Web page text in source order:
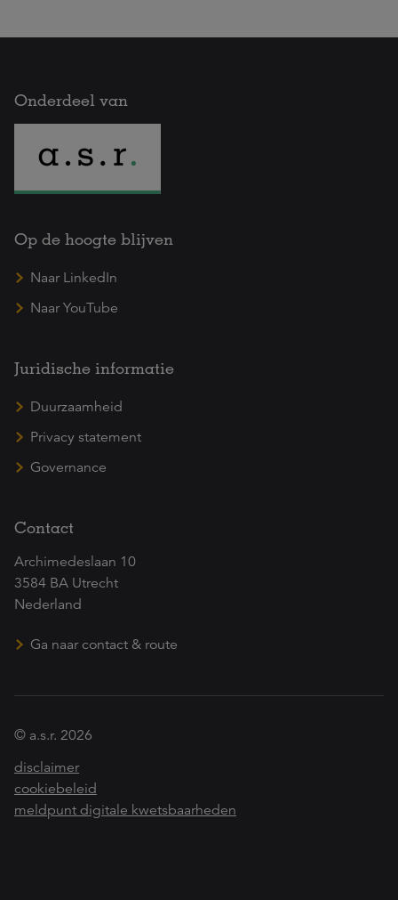
Onderdeel van
Op de hoogte blijven
Naar LinkedIn
Naar YouTube
Juridische informatie
Duurzaamheid
Privacy statement
Governance
Contact
Archimedeslaan 10
3584 BA Utrecht
Nederland
Ga naar contact & route
© a.s.r. 2026
disclaimer
cookiebeleid
meldpunt digitale kwetsbaarheden